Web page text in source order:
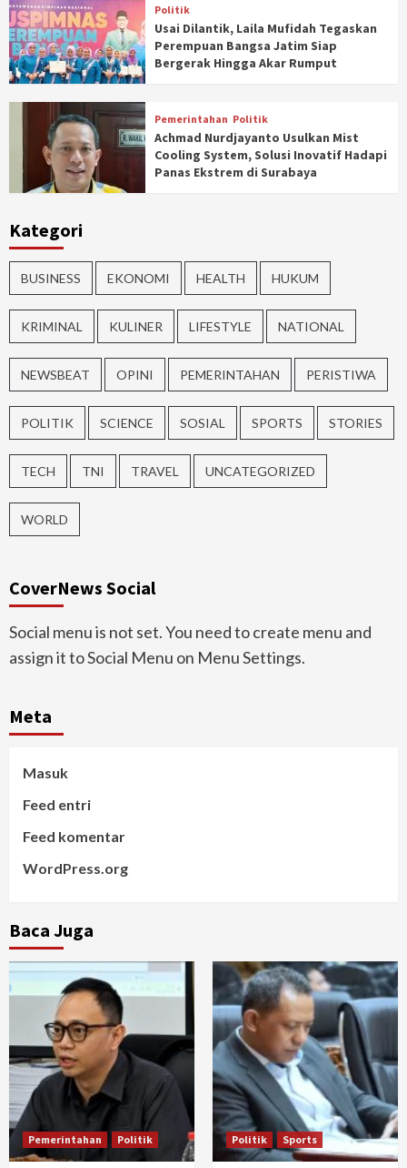
Politik
Usai Dilantik, Laila Mufidah Tegaskan
Perempuan Bangsa Jatim Siap
Bergerak Hingga Akar Rumput
Pemerintahan Politik
Achmad Nurdjayanto Usulkan Mist
Cooling System, Solusi Inovatif Hadapi
Panas Ekstrem di Surabaya
Kategori
BUSINESS EKONOMI HEALTH HUKUM
KRIMINAL KULINER LIFESTYLE NATIONAL
NEWSBEAT OPINI PEMERINTAHAN PERISTIWA
POLITIK SCIENCE SOSIAL SPORTS STORIES
TECH TNI TRAVEL UNCATEGORIZED
WORLD
CoverNews Social
Social menu is not set. You need to create menu and
assign it to Social Menu on Menu Settings.
Meta
Masuk
Feed entri
Feed komentar
WordPress.org
Baca Juga
Pemerintahan Politik Politik Sports